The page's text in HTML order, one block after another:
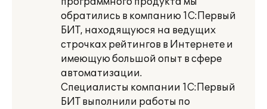
обратились в компанию 1С:Первый
БИТ, находящуюся на ведущих
строчках рейтингов в Интернете и
имеющую большой опыт в сфере
автоматизации.
Специалисты компании 1С:Первый
БИТ выполнили работы по